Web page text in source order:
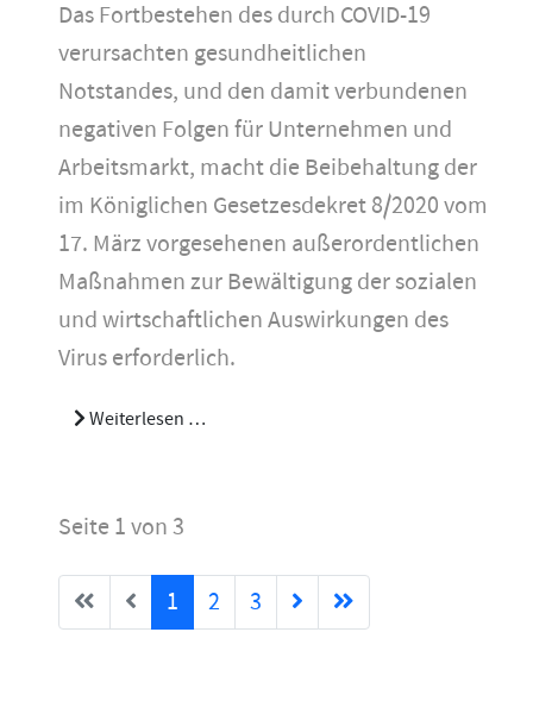
Das Fortbestehen des durch COVID-19
verursachten gesundheitlichen
Notstandes, und den damit verbundenen
negativen Folgen für Unternehmen und
Arbeitsmarkt, macht die Beibehaltung der
im Königlichen Gesetzesdekret 8/2020 vom
17. März vorgesehenen außerordentlichen
Maßnahmen zur Bewältigung der sozialen
und wirtschaftlichen Auswirkungen des
Virus erforderlich.
Weiterlesen …
Seite 1 von 3
1 2 3